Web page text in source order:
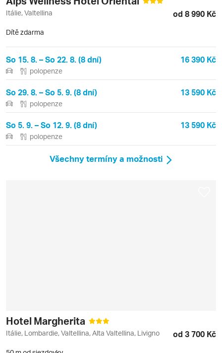
Itálie, Valtellina od 8 990 Kč
Dítě zdarma
So 15. 8. – So 22. 8. (8 dní) 16 390 Kč
polopenze
So 29. 8. – So 5. 9. (8 dní) 13 590 Kč
polopenze
So 5. 9. – So 12. 9. (8 dní) 13 590 Kč
polopenze
Všechny termíny a možnosti
Hotel Margherita
Itálie, Lombardie, Valtellina, Alta Valtellina, Livigno od 3 700 Kč